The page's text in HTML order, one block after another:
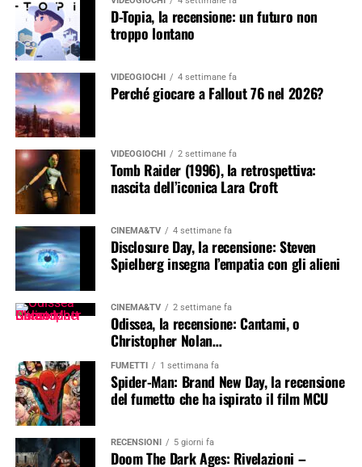
D-Topia, la recensione: un futuro non
troppo lontano
VIDEOGIOCHI 4 settimane fa
Perché giocare a Fallout 76 nel 2026?
VIDEOGIOCHI 2 settimane fa
Tomb Raider (1996), la retrospettiva:
nascita dell’iconica Lara Croft
CINEMA&TV 4 settimane fa
Disclosure Day, la recensione: Steven
Spielberg insegna l’empatia con gli alieni
CINEMA&TV 2 settimane fa
Odissea, la recensione: Cantami, o
Christopher Nolan…
FUMETTI 1 settimana fa
Spider-Man: Brand New Day, la recensione
del fumetto che ha ispirato il film MCU
RECENSIONI 5 giorni fa
Doom The Dark Ages: Rivelazioni –